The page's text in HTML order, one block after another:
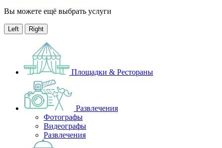
Вы можете ещё выбрать услуги
Left Right
Площадки & Рестораны
Развлечения
Фотографы
Видеографы
Развлечения